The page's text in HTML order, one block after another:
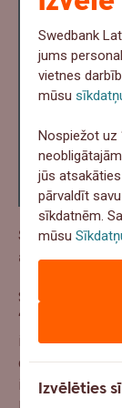
Šo
Sadarbības
akselerators
Swedbank
“Helve” radījusi
ilgtspējas
dos iespēju
izaicinājumiem
Swedbank
jums
vietnes
mūsu
Nospiežot uz
jūs
pārvaldīt
sīkdatnēm.
mūsu
Izvēlēties